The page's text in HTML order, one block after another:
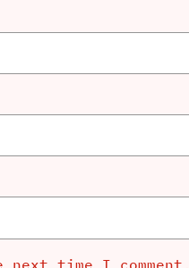
time I comment.